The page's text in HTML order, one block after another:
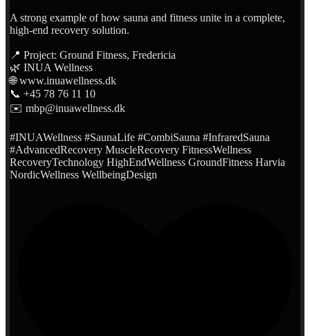
A strong example of how sauna and fitness unite in a complete,
high-end recovery solution.
📍 Project: Ground Fitness, Fredericia
🌿 INUA Wellness
🌐 www.inuawellness.dk
📞 +45 78 76 11 10
✉️ mbp@inuawellness.dk
#INUAWellness #SaunaLife #CombiSauna #InfraredSauna
#AdvancedRecovery MuscleRecovery FitnessWellness
RecoveryTechnology HighEndWellness GroundFitness Harvia
NordicWellness WellbeingDesign